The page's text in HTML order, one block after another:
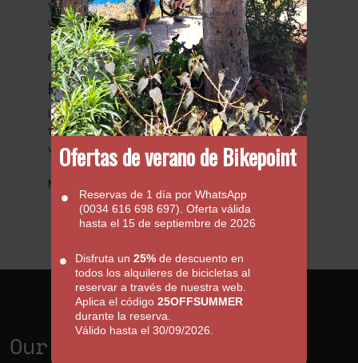
your basic enquiries with regards to hiring a bike
with us.
Go to FAQs
Bicycle Friendly Hotels
Looking to complete that perfect cycling holiday,
then we have put together a list of hotels that
we would regard as been cycle friendly.
More information
Our Shops
Ofertas de verano de Bikepoint
Reservas de 1 día por WhatsApp
(0034 616 698 697). Oferta válida
hasta el 15 de septiembre de 2026
Disfruta un 25% de descuento en
todos los alquileres de bicicletas al
reservar a través de nuestra web.
Aplica el código 25OFFSUMMER
durante la reserva.
Válido hasta el 30/09/2026.